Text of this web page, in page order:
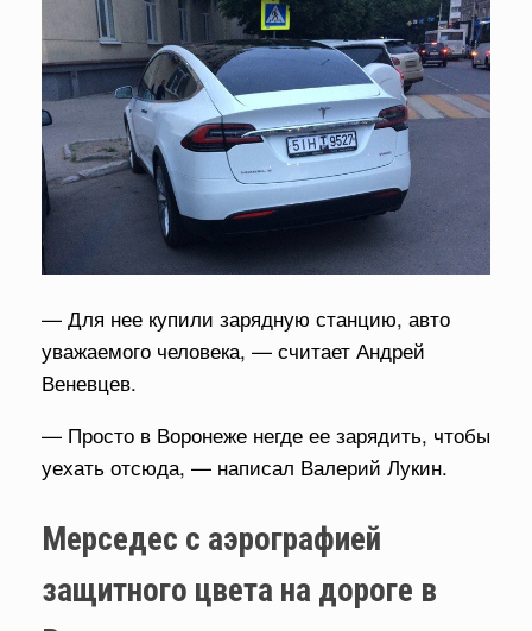
— Для нее купили зарядную станцию, авто
уважаемого человека, — считает Андрей
Веневцев.
— Просто в Воронеже негде ее зарядить, чтобы
уехать отсюда, — написал Валерий Лукин.
Мерседес с аэрографией
защитного цвета на дороге в